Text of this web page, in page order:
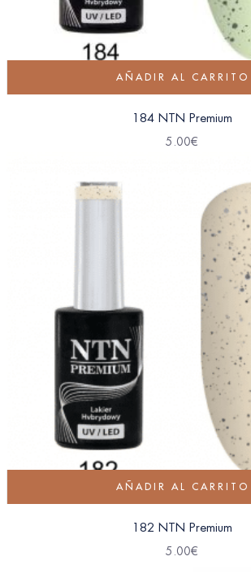
AÑADIR AL CARRITO
184 NTN Premium
5.00€
AÑADIR AL CARRITO
182 NTN Premium
5.00€